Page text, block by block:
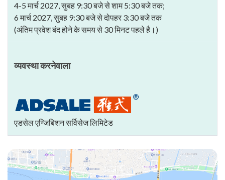
4-5 मार्च 2027, सुबह 9:30 बजे से शाम 5:30 बजे तक;
6 मार्च 2027, सुबह 9:30 बजे से दोपहर 3:30 बजे तक
(अंतिम प्रवेश बंद होने के समय से 30 मिनट पहले है।)
व्यवस्था करनेवाला
एडसेल एग्जिबिशन सर्विसेज लिमिटेड